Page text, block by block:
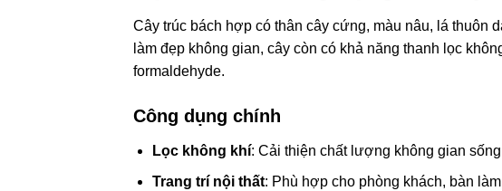
Cây trúc bách hợp có thân cây cứng, màu nâu, lá thuôn
làm đẹp không gian, cây còn có khả năng thanh lọc
formaldehyde.
Công dụng chính
Lọc không khí: Cải thiện chất lượng không gian
Trang trí nội thất: Phù hợp cho phòng khách, bàn